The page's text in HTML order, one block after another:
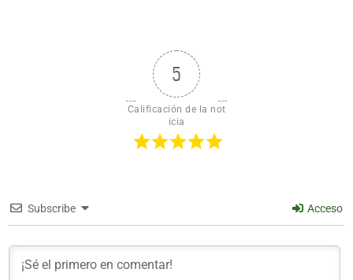
5
Calificación de la not
icia
Subscribe Acceso